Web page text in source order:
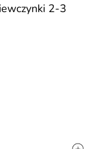
2-3